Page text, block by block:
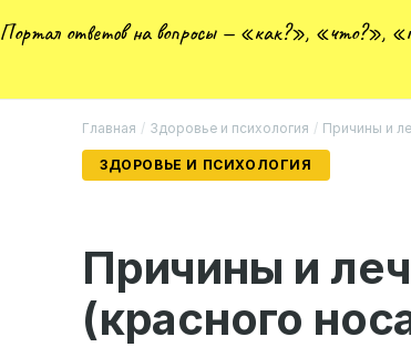
Портал ответов на вопросы — «как?», «что?»,
Главная / Здоровье и психология / Причины и
ЗДОРОВЬЕ И ПСИХОЛОГИЯ
Причины и
(красного